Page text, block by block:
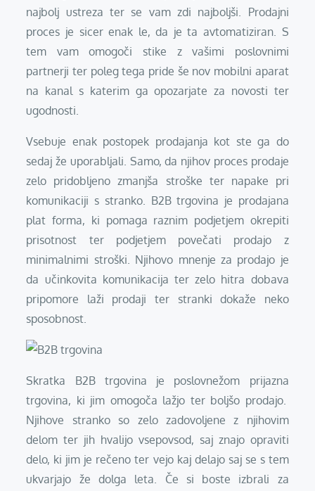
najbolj ustreza ter se vam zdi najboljši. Prodajni
proces je sicer enak le, da je ta avtomatiziran. S
tem vam omogoči stike z vašimi poslovnimi
partnerji ter poleg tega pride še nov mobilni aparat
na kanal s katerim ga opozarjate za novosti ter
ugodnosti.
Vsebuje enak postopek prodajanja kot ste ga do
sedaj že uporabljali. Samo, da njihov proces prodaje
zelo pridobljeno zmanjša stroške ter napake pri
komunikaciji s stranko. B2B trgovina je prodajana
plat forma, ki pomaga raznim podjetjem okrepiti
prisotnost ter podjetjem povečati prodajo z
minimalnimi stroški. Njihovo mnenje za prodajo je
da učinkovita komunikacija ter zelo hitra dobava
pripomore laži prodaji ter stranki dokaže neko
sposobnost.
Skratka B2B trgovina je poslovnežom prijazna
trgovina, ki jim omogoča lažjo ter boljšo prodajo.
Njihove stranko so zelo zadovoljene z njihovim
delom ter jih hvalijo vsepovsod, saj znajo opraviti
delo, ki jim je rečeno ter vejo kaj delajo saj se s tem
ukvarjajo že dolga leta. Če si boste izbrali za